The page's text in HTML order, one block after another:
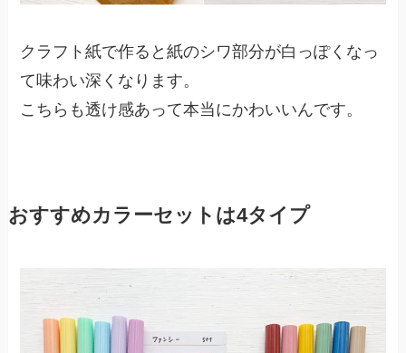
クラフト紙で作ると紙のシワ部分が白っぽくなっ
て味わい深くなります。
こちらも透け感あって本当にかわいいんです。
おすすめカラーセットは4タイプ